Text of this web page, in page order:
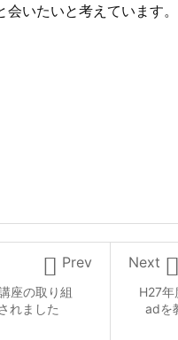
会いたいと考えています
H27年
adを

Next
座の取り組
れました
 Prev